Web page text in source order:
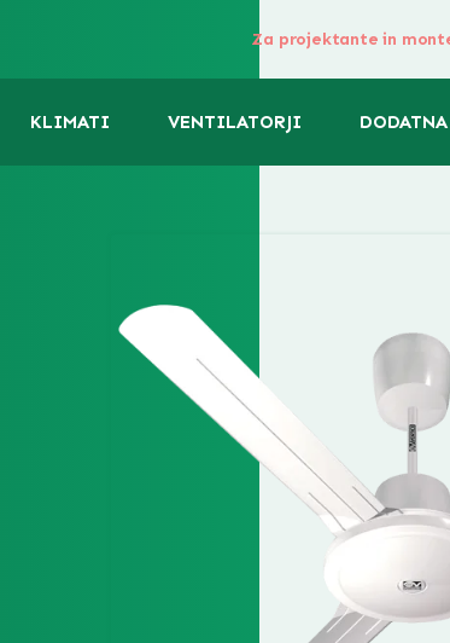
KLIMATI VENTILATORJI
Za projektante in